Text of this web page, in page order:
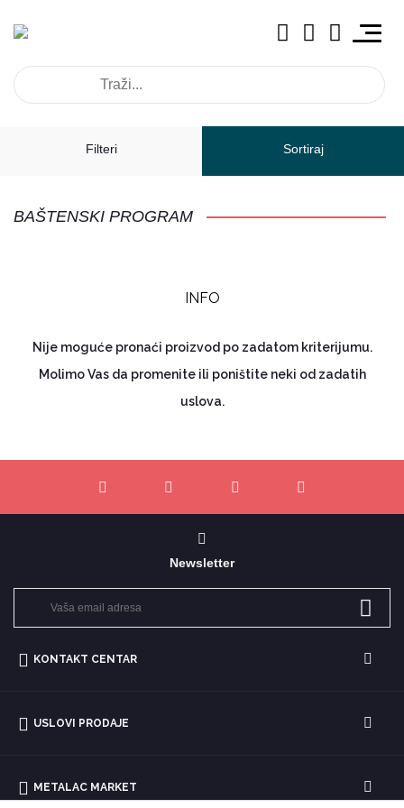
BAŠTENSKI PROGRAM
Filteri Sortiraj
INFO
Nije moguće pronaći proizvod po zadatom kriterijumu.
Molimo Vas da promenite ili poništite neki od zadatih
uslova.
Newsletter
KONTAKT CENTAR
USLOVI PRODAJE
METALAC MARKET